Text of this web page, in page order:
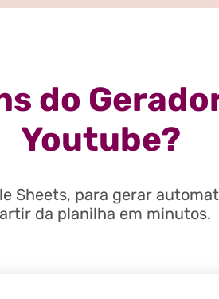
do
Youtube?
Sheets, para gerar
da planilha em minutos.